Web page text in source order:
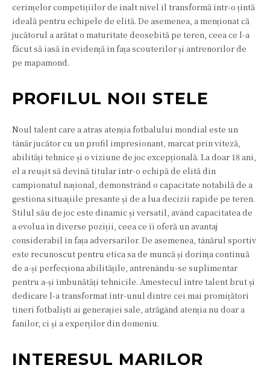
cerințelor competițiilor de înalt nivel îl transformă într-o țintă
ideală pentru echipele de elită. De asemenea, a menționat că
jucătorul a arătat o maturitate deosebită pe teren, ceea ce l-a
făcut să iasă în evidență în fața scouterilor și antrenorilor de
pe mapamond.
PROFILUL NOII STELE
Noul talent care a atras atenția fotbalului mondial este un
tânăr jucător cu un profil impresionant, marcat prin viteză,
abilități tehnice și o viziune de joc excepțională. La doar 18 ani,
el a reușit să devină titular într-o echipă de elită din
campionatul național, demonstrând o capacitate notabilă de a
gestiona situațiile presante și de a lua decizii rapide pe teren.
Stilul său de joc este dinamic și versatil, având capacitatea de
a evolua în diverse poziții, ceea ce îi oferă un avantaj
considerabil în fața adversarilor. De asemenea, tânărul sportiv
este recunoscut pentru etica sa de muncă și dorința continuă
de a-și perfecționa abilitățile, antrenându-se suplimentar
pentru a-și îmbunătăți tehnicile. Amestecul între talent brut și
dedicare l-a transformat într-unul dintre cei mai promițători
tineri fotbaliști ai generației sale, atrăgând atenția nu doar a
fanilor, ci și a experților din domeniu.
INTERESUL MARILOR